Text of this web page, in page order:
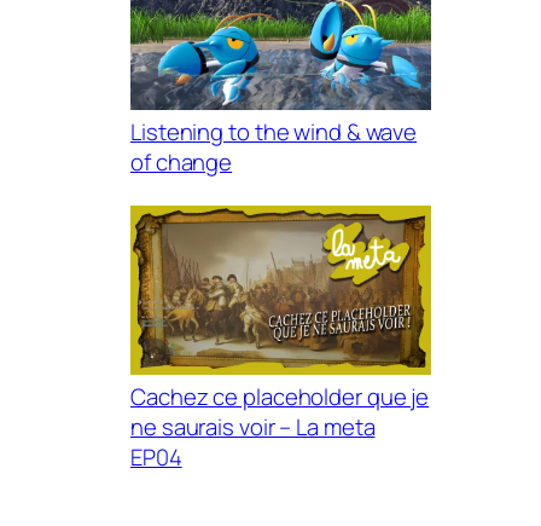
Listening to the wind & wave
of change
Cachez ce placeholder que je
ne saurais voir – La meta
EP04